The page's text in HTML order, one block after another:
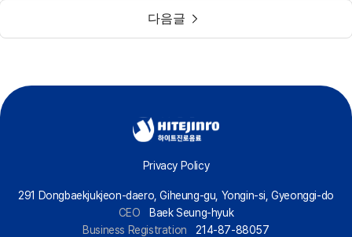
다음글
Privacy Policy
291 Dongbaekjukjeon-daero, Giheung-gu, Yongin-si, Gyeonggi-do
CEO
Baek Seung-hyuk
Business Registration
214-87-88057